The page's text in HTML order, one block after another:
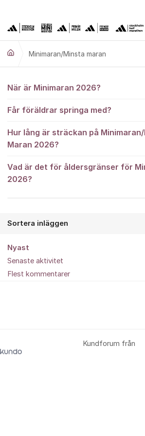
adidas
Minimaran/Minsta maran
Minimaran/
När är Minimaran 2026?
Får föräldrar springa med?
Hur lång är sträckan på
Maran 2026?
Vad är det för åldersgränser för
2026?
Sortera inläggen
Nyast
Senaste aktivitet
Flest kommentarer
Kundforum från